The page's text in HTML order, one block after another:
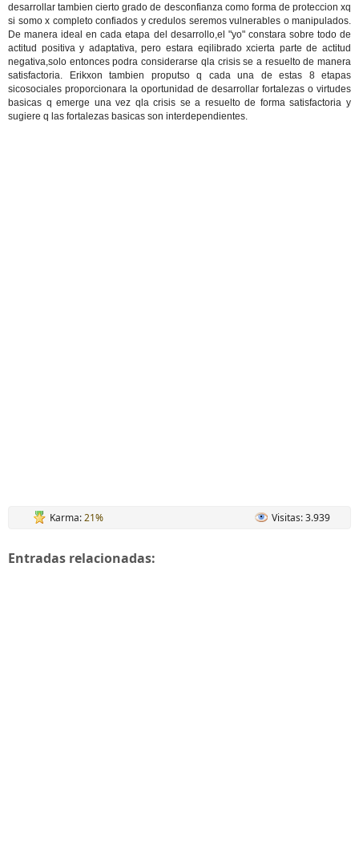
desarrollar tambien cierto grado de desconfianza como forma de proteccion xq
si somo x completo confiados y credulos seremos vulnerables o manipulados.
De manera ideal en cada etapa del desarrollo,el "yo" constara sobre todo de
actitud positiva y adaptativa, pero estara eqilibrado xcierta parte de actitud
negativa,solo entonces podra considerarse qla crisis se a resuelto de manera
satisfactoria. Erikxon tambien proputso q cada una de estas 8 etapas
sicosociales proporcionara la oportunidad de desarrollar fortalezas o virtudes
basicas q emerge una vez qla crisis se a resuelto de forma satisfactoria y
sugiere q las fortalezas basicas son interdependientes.
Karma:21% Visitas: 3.939
Entradas relacionadas: